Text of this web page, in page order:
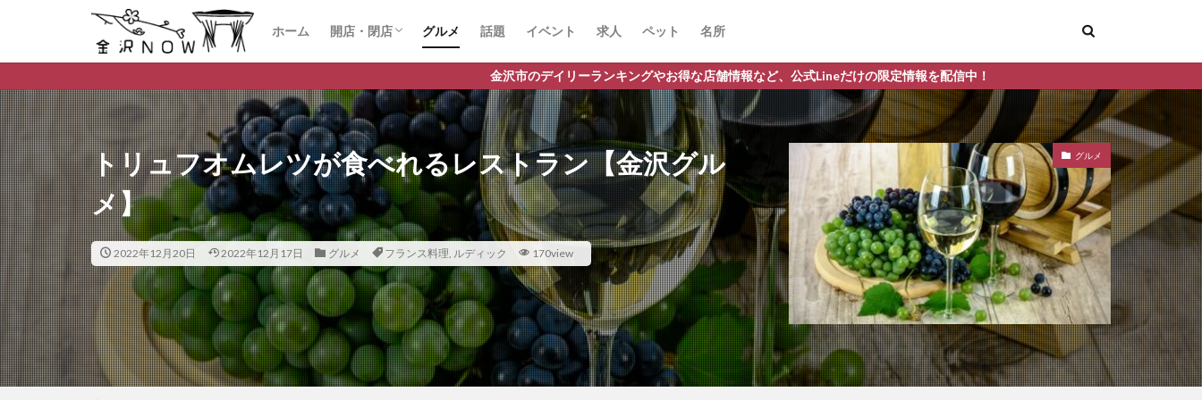
ホーム 開店・閉店 グルメ 話題 イベント 求人 ペット 名所
金沢市のデイリーランキングやお得な店舗情報など、公式Lineだけの限定情報を配信中！
トリュフオムレツが食べれるレストラン【金沢グル
メ】
2022年12月20日 2022年12月17日 グルメ フランス料理, ルディック 170view
グルメ